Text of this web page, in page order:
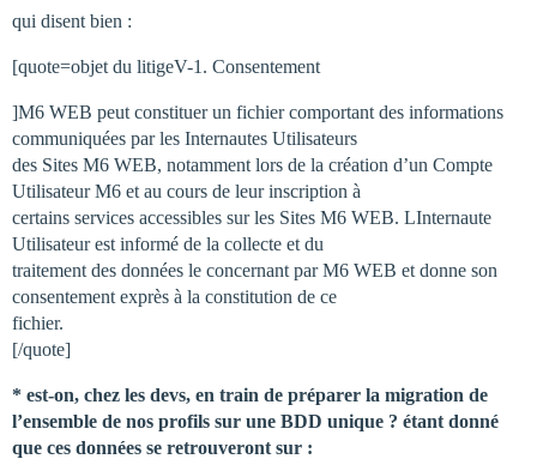
qui disent bien :
[quote=objet du litigeV-1. Consentement
]M6 WEB peut constituer un fichier comportant des informations
communiquées par les Internautes Utilisateurs
des Sites M6 WEB, notamment lors de la création d’un Compte
Utilisateur M6 et au cours de leur inscription à
certains services accessibles sur les Sites M6 WEB. LInternaute
Utilisateur est informé de la collecte et du
traitement des données le concernant par M6 WEB et donne son
consentement exprès à la constitution de ce
fichier.
[/quote]
* est-on, chez les devs, en train de préparer la migration de
l’ensemble de nos profils sur une BDD unique ? étant donné
que ces données se retrouveront sur :